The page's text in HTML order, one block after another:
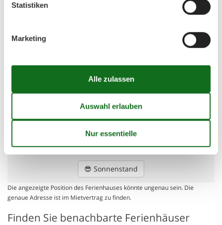
Schlafzimmer, 2 Personen
Warmes und kaltes Wasser, Dusche
Ferienhaus auf der Karte und
Entfernungen
4,1 km
Entfernung Flughafen CPH 70,4 km
Nächstes Restaurant1,7 km Schwimmbad3,4 km
😎 Sonnenstand
Die angezeigte Position des Ferienhauses könnte ungenau sein. Die
genaue Adresse ist im Mietvertrag zu finden.
Finden Sie benachbarte Ferienhäuser
Statistiken
Marketing